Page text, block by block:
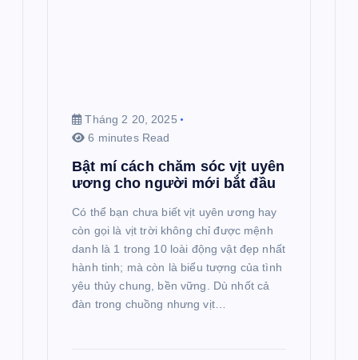
Tháng 2 20, 2025
6 minutes Read
Bật mí cách chăm sóc vịt uyên
ương cho người mới bắt đầu
Có thể bạn chưa biết vịt uyên ương hay
còn gọi là vịt trời không chỉ được mệnh
danh là 1 trong 10 loài động vật đẹp nhất
hành tinh; mà còn là biểu tượng của tình
yêu thủy chung, bền vững. Dù nhốt cả
đàn trong chuồng nhưng vịt…